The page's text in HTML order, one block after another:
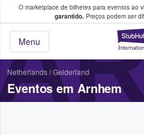
O marketplace de bilhetes para eventos ao
garantido.Preços podem ser
Menu
fãs compram e
Netherlands/Gelderland
Eventos em Arnhem